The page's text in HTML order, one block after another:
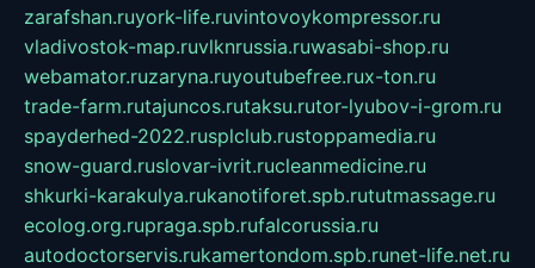
zarafshan.ruyork-life.ruvintovoykompressor.ru
vladivostok-map.ruvlknrussia.ruwasabi-shop.ru
webamator.ruzaryna.ruyoutubefree.rux-ton.ru
trade-farm.rutajuncos.rutaksu.rutor-lyubov-i-grom.ru
spayderhed-2022.rusplclub.rustoppamedia.ru
snow-guard.ruslovar-ivrit.rucleanmedicine.ru
shkurki-karakulya.rukanotiforet.spb.rututmassage.ru
ecolog.org.rupraga.spb.rufalcorussia.ru
autodoctorservis.rukamertondom.spb.runet-life.net.ru